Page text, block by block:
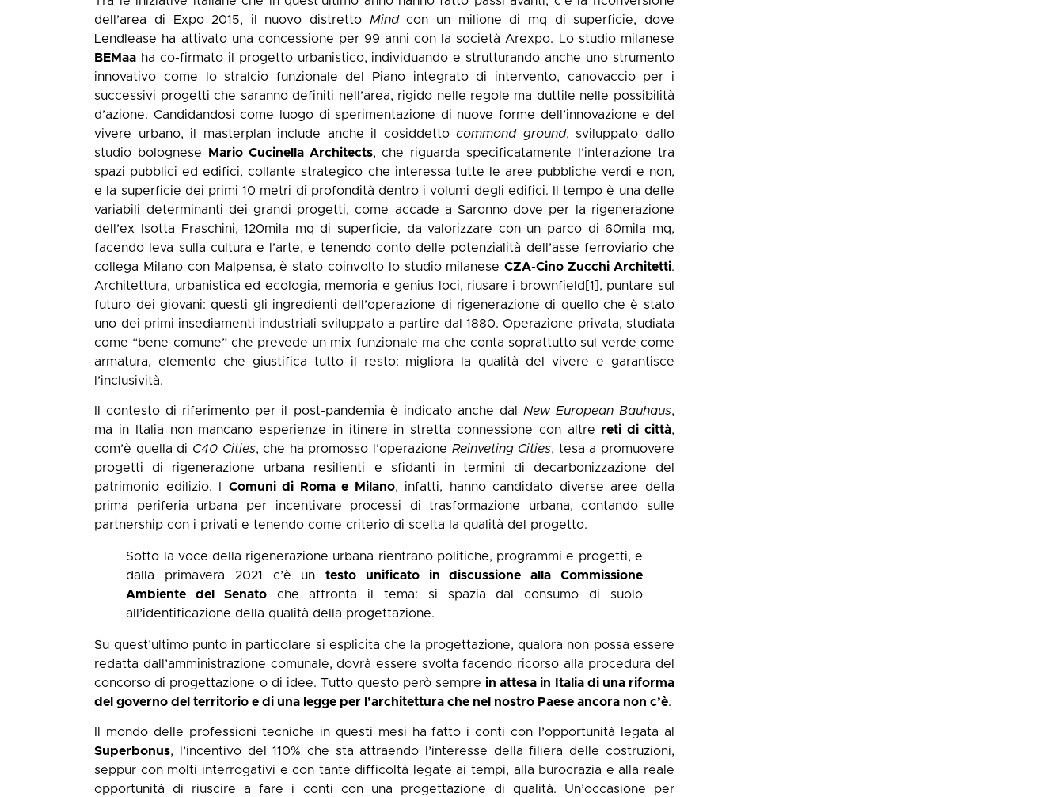
dell’area di Expo 2015, il nuovo distretto Mindcon un milione di mq di superficie, dove
Lendlease ha attivato una concessione per 99 anni con la società Arexpo. Lo studio milanese
BEMaa ha co-firmato il progetto urbanistico, individuando e strutturando anche uno strumento
innovativo come lo stralcio funzionale del Piano integrato di intervento, canovaccio per i
successivi progetti che saranno definiti nell’area, rigido nelle regole ma duttile nelle possibilità
d’azione. Candidandosi come luogo di sperimentazione di nuove forme dell’innovazione e del
vivere urbano, il masterplan include anche il cosiddettocommond ground, sviluppato dallo
studio bolognese
Mario Cucinella Architects, che riguarda specificatamente l’interazione tra
spazi pubblici ed edifici, collante strategico che interessa tutte le aree pubbliche verdi e non,
e la superficie dei primi 10 metri di profondità dentro i volumi degli edifici. Il tempo è una delle
variabili determinanti dei grandi progetti, come accade a Saronno dove per la rigenerazione
dell’ex Isotta Fraschini, 120mila mq di superficie, da valorizzare con un parco di 60mila mq,
facendo leva sulla cultura e l’arte, e tenendo conto delle potenzialità dell’asse ferroviario che
collega Milano con Malpensa, è stato coinvolto lo studio milaneseCZA-Cino Zucchi Architetti.
Architettura, urbanistica ed ecologia, memoria e genius loci, riusare i brownfield [1] , puntare sul
futuro dei giovani: questi gli ingredienti dell’operazione di rigenerazione di quello che è stato
uno dei primi insediamenti industriali sviluppato a partire dal 1880. Operazione privata, studiata
come “bene comune” che prevede un mix funzionale ma che conta soprattutto sul verde come
armatura, elemento che giustifica tutto il resto: migliora la qualità del vivere e garantisce
l’inclusività.
Il contesto di riferimento per il post-pandemia è indicato anche dal New European Bauhaus,
ma in Italia non mancano esperienze in itinere in stretta connessione con altre reti di città,
com’è quella di C40 Cities, che ha promosso l’operazione Reinveting Cities, tesa a promuovere
progetti di rigenerazione urbana resilienti e sfidanti in termini di decarbonizzazione del
patrimonio edilizio. I Comuni di Roma e Milano, infatti, hanno candidato diverse aree della
prima periferia urbana per incentivare processi di trasformazione urbana, contando sulle
partnership con i privati e tenendo come criterio di scelta la qualità del progetto.
Sotto la voce della rigenerazione urbana rientrano politiche, programmi e progetti, e
dalla primavera 2021 c’è untesto unificato in discussione alla Commissione
Ambiente del Senatoche affronta il tema: si spazia dal consumo di suolo
all’identificazione della qualità della progettazione.
Su quest’ultimo punto in particolare si esplicita che la progettazione, qualora non possa essere
redatta dall’amministrazione comunale, dovrà essere svolta facendo ricorso alla procedura del
concorso di progettazione o di idee. Tutto questo però sempre in attesa in Italia di una riforma
del governo del territorio e di una legge per l’architettura che nel nostro Paese ancora non c’è.
Il mondo delle professioni tecniche in questi mesi ha fatto i conti con l’opportunità legata al
Superbonus, l’incentivo del 110% che sta attraendo l’interesse della filiera delle costruzioni,
seppur con molti interrogativi e con tante difficoltà legate ai tempi, alla burocrazia e alla reale
opportunità di riuscire a fare i conti con una progettazione di qualità. Un’occasione per